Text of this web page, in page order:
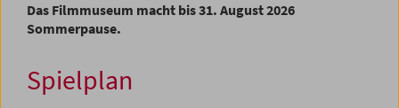
Das Filmmuseum macht bis 31. August 2026
Sommerpause.
Spielplan